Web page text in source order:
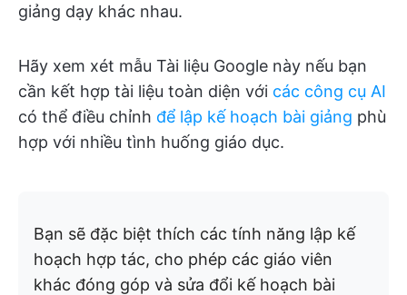
giảng dạy khác nhau.
Hãy xem xét mẫu Tài liệu Google này nếu bạn
cần kết hợp tài liệu toàn diện với các công cụ AI
có thể điều chỉnh để lập kế hoạch bài giảng phù
hợp với nhiều tình huống giáo dục.
Bạn sẽ đặc biệt thích các tính năng lập kế
hoạch hợp tác, cho phép các giáo viên
khác đóng góp và sửa đổi kế hoạch bài